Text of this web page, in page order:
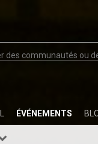
ÉVÉNEMENTS